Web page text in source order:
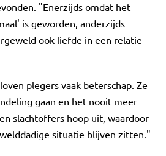
"Enerzijds omdat het
is geworden, anderzijds
ook liefde in een relatie
plegers vaak beterschap. Ze
gaan en het nooit meer
slachtoffers hoop uit, waardoor
situatie blijven zitten."